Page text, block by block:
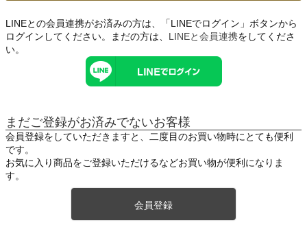
LINEとの会員連携がお済みの方は、「LINEでログイン」ボタンから
ログインしてください。まだの方は、 LINEと会員連携をしてくださ
い。
まだご登録がお済みでないお客様
会員登録をしていただきますと、二度目のお買い物時にとても便利
です。
お気に入り商品をご登録いただけるなどお買い物が便利になりま
す。
会員登録